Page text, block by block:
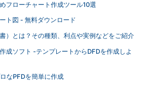
フローチャート作成ツール10選
ト図 - 無料ダウンロード
）とは？その種類、利点や実例などをご紹介
成ソフト -テンプレートからDFDを作成しよ
なPFDを簡単に作成